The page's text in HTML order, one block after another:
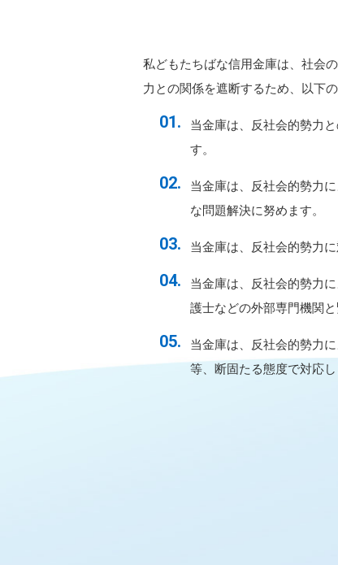
私どもたちばな信用金庫は、社会
力との関係を遮断するため、以下
当金庫は、反社会的勢力
す。
当金庫は、反社会的勢力
な問題解決に努めます。
当金庫は、反社会的勢力
当金庫は、反社会的勢力
護士などの外部専門機関
当金庫は、反社会的勢力
等、断固たる態度で対応し